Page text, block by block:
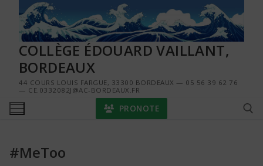
contenu
COLLÈGE ÉDOUARD VAILLANT,
BORDEAUX
44 COURS LOUIS FARGUE, 33300 BORDEAUX — 05 56 39 62 76
— CE.0332082J@AC-BORDEAUX.FR
PRONOTE
#MeToo